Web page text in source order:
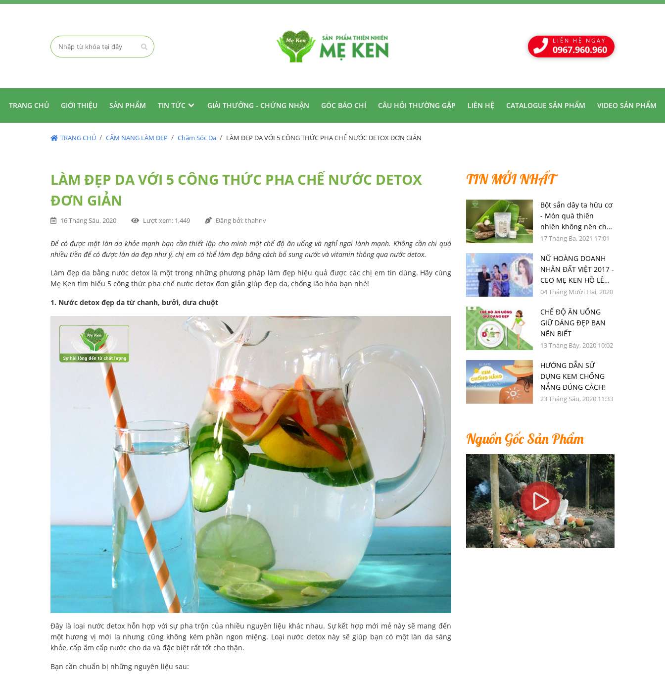
LIÊN HỆ NGAY
0967.960.960
TRANG CHỦ GIỚI THIỆU SẢN PHẨM TIN TỨC GIẢI THƯỞNG - CHỨNG NHẬN GÓC BÁO CHÍ CÂU HỎI THƯỜNG GẶP LIÊN HỆ CATALOGUE SẢN PHẨM VIDEO SẢN PHẨM
TRANG CHỦ CẨM NANG LÀM ĐẸP Chăm Sóc Da LÀM ĐẸP DA VỚI 5 CÔNG THỨC PHA CHẾ NƯỚC DETOX ĐƠN GIẢN
LÀM ĐẸP DA VỚI 5 CÔNG THỨC PHA CHẾ NƯỚC DETOX
ĐƠN GIẢN
16 Tháng Sáu, 2020 Lượt xem: 1,449 Đăng bởi: thahnv
Để có được một làn da khỏe mạnh bạn cần thiết lập cho mình một chế độ ăn uống và nghỉ ngơi lành mạnh. Không cần chi quá
nhiều tiền để có được làn da đẹp như ý, chị em có thể làm đẹp bằng cách bổ sung nước và vitamin thông qua nước detox.
Làm đẹp da bằng nước detox là một trong những phương pháp làm đẹp hiệu quả được các chị em tin dùng. Hãy cùng
Mẹ Ken tìm hiểu 5 công thức pha chế nước detox đơn giản giúp đẹp da, chống lão hóa bạn nhé!
1. Nước detox đẹp da từ chanh, bưởi, dưa chuột
Đây là loại nước detox hỗn hợp với sự pha trộn của nhiều nguyên liệu khác nhau. Sự kết hợp mới mẻ này sẽ mang đến
một hương vị mới lạ nhưng cũng không kém phần ngon miệng. Loại nước detox này sẽ giúp bạn có một làn da sáng
khỏe, cấp ẩm cấp nước cho da và đặc biệt rất tốt cho thận.
Bạn cần chuẩn bị những nguyên liệu sau:
TIN MỚI NHẤT
Bột sắn dây ta hữu cơ
- Món quà thiên
nhiên không nên chối
từ
17 Tháng Ba, 2021 17:01
NỮ HOÀNG DOANH
NHÂN ĐẤT VIỆT 2017 -
CEO MẸ KEN HỒ LÊ
MINH CHÂU XUẤT SẮC
TOP 50 NỮ LÃNH ĐẠO
DOANH NGHIỆP VIỆT
NAM TIÊU BIỂU 2020
04 Tháng Mười Hai, 2020
CHẾ ĐỘ ĂN UỐNG
GIỮ DÁNG ĐẸP BẠN
NÊN BIẾT
13 Tháng Bảy, 2020 10:02
HƯỚNG DẪN SỬ
DỤNG KEM CHỐNG
NẮNG ĐÚNG CÁCH!
23 Tháng Sáu, 2020 11:33
Nguồn Gốc Sản Phẩm